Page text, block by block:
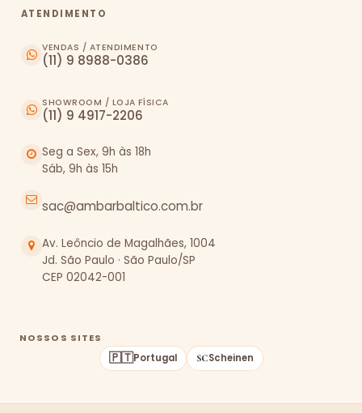
ATENDIMENTO
VENDAS / ATENDIMENTO
(11) 9 8988-0386
SHOWROOM / LOJA FÍSICA
(11) 9 4917-2206
Seg a Sex, 9h às 18h
Sáb, 9h às 15h
sac@ambarbaltico.com.br
Av. Leôncio de Magalhães, 1004
Jd. São Paulo · São Paulo/SP
CEP 02042-001
NOSSOS SITES
🇵🇹Portugal Scheinen